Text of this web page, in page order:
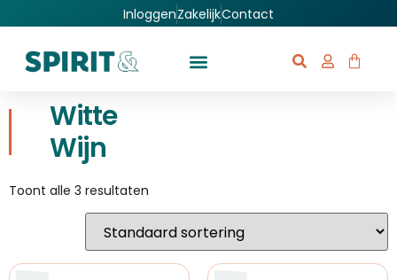
InloggenZakelijkContact
Witte
Wijn
Toont alle 3 resultaten